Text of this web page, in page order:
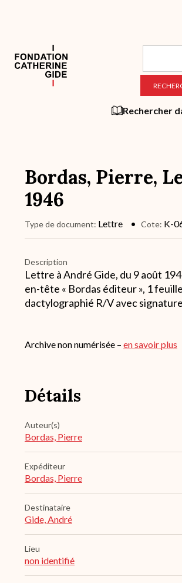
principal
Rechercher
Bordas, Pierre,
1946
Type de document Lettre Cote K-
Description
Lettre à André Gide, du 9 août
en-tête « Bordas éditeur », 1
dactylographié R/V avec
Archive non numérisée – en savoir plus
Détails
Auteur(s)
Bordas, Pierre
Expéditeur
Bordas, Pierre
Destinataire
Gide, André
Lieu
non identifié